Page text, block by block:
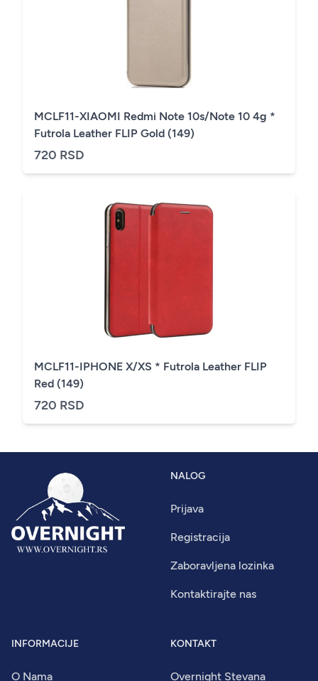
MCLF11-XIAOMI Redmi Note 10s/Note 10 4g *
Futrola Leather FLIP Gold (149)
720 RSD
MCLF11-IPHONE X/XS * Futrola Leather FLIP
Red (149)
720 RSD
NALOG
Prijava
Registracija
Zaboravljena lozinka
Kontaktirajte nas
INFORMACIJE
O Nama
KONTAKT
Overnight Stevana